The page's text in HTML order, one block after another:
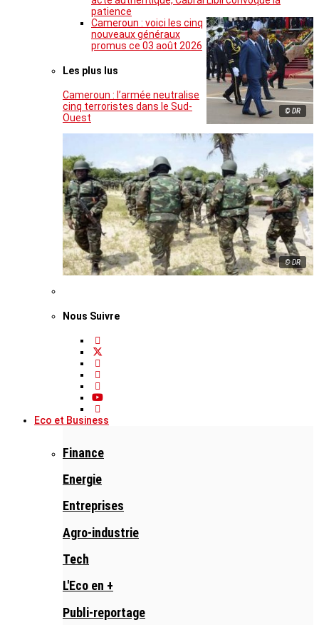
patience
© DR
Cameroun : voici les cinq
nouveaux généraux
promus ce 03 août 2026
Les plus lus
Cameroun : l’armée neutralise
cinq terroristes dans le Sud-
Ouest
© DR
Nous Suivre
Eco et Business
Finance
Energie
Entreprises
Agro-industrie
Tech
L'Eco en +
Publi-reportage